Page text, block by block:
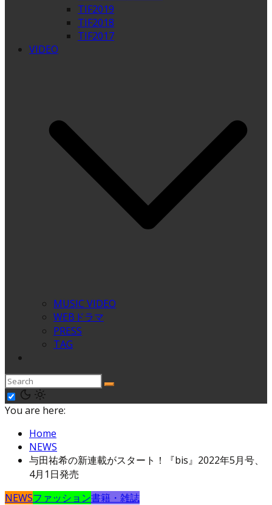
TIF2019
TIF2018
TIF2017
VIDEO
MUSIC VIDEO
WEBドラマ
PRESS
TAG
You are here:
Home
NEWS
与田祐希の新連載がスタート！『bis』2022年5月号、
4月1日発売
NEWSファッション書籍・雑誌